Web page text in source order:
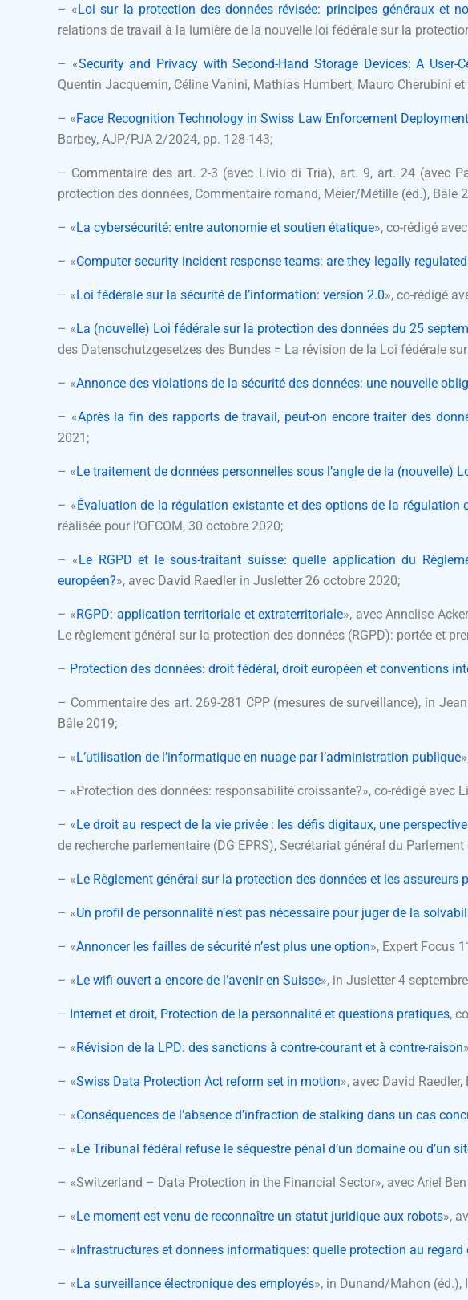
– «Loi sur la protection des données révisée: principes généraux et
relations de travail à la lumière de la nouvelle loi fédérale sur la
– «Security and Privacy with Second-Hand Storage Devices: A User-
Quentin Jacquemin, Céline Vanini, Mathias Humbert, Mauro Cherubini
– «Face Recognition Technology in Swiss Law Enforcement
Barbey, AJP/PJA 2/2024, pp. 128-143;
– Commentaire des art. 2-3 (avec Livio di Tria), art. 9, art. 24 (avec
protection des données, Commentaire romand, Meier/Métille (éd.), Bâle
– «La cybersécurité: entre autonomie et soutien étatique», co-rédigé
– «Computer security incident response teams: are they legally
– «Loi fédérale sur la sécurité de l’information: version 2.0», co-rédigé
– «La (nouvelle) Loi fédérale sur la protection des données du 25
des Datenschutzgesetzes des Bundes = La révision de la Loi fédérale
– «Annonce des violations de la sécurité des données: une nouvelle
– «Après la fin des rapports de travail, peut-on encore traiter des
2021;
– «Le traitement de données personnelles sous l’angle de la (nouvelle)
– «Évaluation de la régulation existante et des options de la régulation
réalisée pour l’OFCOM, 30 octobre 2020;
– «Le RGPD et le sous-traitant suisse: quelle application du
européen?», avec David Raedler in Jusletter 26 octobre 2020;
– «RGPD: application territoriale et extraterritoriale», avec Annelise
Le règlement général sur la protection des données (RGPD): portée et
– Protection des données: droit fédéral, droit européen et conventions
– Commentaire des art. 269-281 CPP (mesures de surveillance), in
Bâle 2019;
– «L’utilisation de l’informatique en nuage par l’administration publique
– «Protection des données: responsabilité croissante?», co-rédigé avec
– «Le droit au respect de la vie privée : les défis digitaux, une
de recherche parlementaire (DG EPRS), Secrétariat général du
– «Le Règlement général sur la protection des données et les assureurs
– «Un profil de personnalité n’est pas nécessaire pour juger de la
– «Annoncer les failles de sécurité n’est plus une option», Expert Focus
– «Le wifi ouvert a encore de l’avenir en Suisse», in Jusletter 4
– Internet et droit, Protection de la personnalité et questions pratiques,
– «Révision de la LPD: des sanctions à contre-courant et à contre-raison
– «Swiss Data Protection Act reform set in motion», avec David
– «Conséquences de l’absence d’infraction de stalking dans un cas
– «Le Tribunal fédéral refuse le séquestre pénal d’un domaine ou d’un
– «Switzerland – Data Protection in the Financial Sector», avec Ariel
– «Le moment est venu de reconnaître un statut juridique aux robots»,
– «Infrastructures et données informatiques: quelle protection au regard
– «La surveillance électronique des employés», in Dunand/Mahon (éd.),